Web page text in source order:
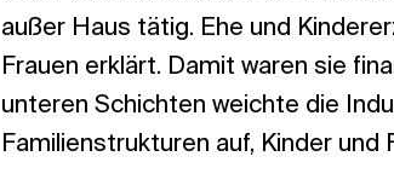
außer Haus tätig. Ehe und
Frauen erklärt. Damit waren sie
unteren Schichten weichte die
Familienstrukturen auf, Kinder und